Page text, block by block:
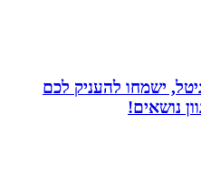
להעניק לכם